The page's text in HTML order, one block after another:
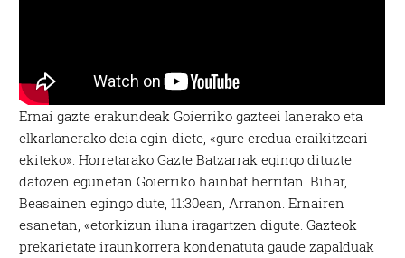
Ernai gazte erakundeak Goierriko gazteei lanerako eta
elkarlanerako deia egin diete, «gure eredua eraikitzeari
ekiteko». Horretarako Gazte Batzarrak egingo dituzte
datozen egunetan Goierriko hainbat herritan. Bihar,
Beasainen egingo dute, 11:30ean, Arranon. Ernairen
esanetan, «etorkizun iluna iragartzen digute. Gazteok
prekarietate iraunkorrera kondenatuta gaude zapalduak